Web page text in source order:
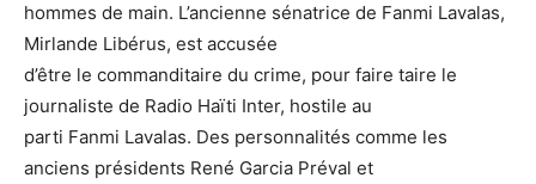
hommes de main. L’ancienne sénatrice de Fanmi Lavalas,
Mirlande Libérus, est accusée
d’être le commanditaire du crime, pour faire taire le
journaliste de Radio Haïti Inter, hostile au
parti Fanmi Lavalas. Des personnalités comme les
anciens présidents René Garcia Préval et